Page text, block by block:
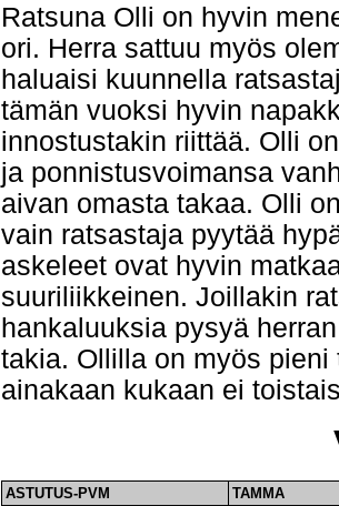
Ratsuna Olli on hyvin
ori. Herra sattuu myös
haluaisi kuunnella
tämän vuoksi hyvin
innostustakin riittää. Olli
ja ponnistusvoimansa
aivan omasta takaa. Olli
vain ratsastaja pyytää
askeleet ovat hyvin
suuriliikkeinen. Joillakin
hankaluuksia pysyä
takia. Ollilla on myös
ainakaan kukaan ei
ASTUTUS-PVM
TAMMA